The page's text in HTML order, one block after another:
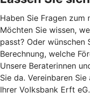
Haben Sie Fragen
Möchten Sie wissen,
passt? Oder wünschen
Berechnung, welche
Unsere Beraterinnen
Sie da. Vereinbaren
Ihrer Volksbank Erft eG.